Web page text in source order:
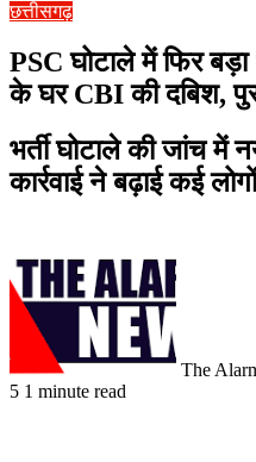
छत्तीसगढ़
PSC घोटाले में फिर बड़ा
के घर CBI की दबिश,
भर्ती घोटाले की जांच में
कार्रवाई ने बढ़ाई कई
The
5 1 minute read